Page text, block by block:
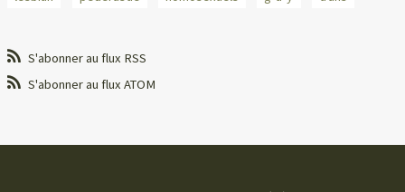
S'abonner au flux RSS
S'abonner au flux ATOM